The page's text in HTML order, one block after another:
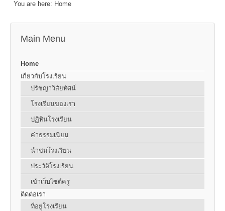
You are here: Home
Main Menu
Home
เกี่ยวกับโรงเรียน
ปรัชญาวิสัยทัศน์
โรงเรียนของเรา
ปฏิทินโรงเรียน
ค่าธรรมเนียม
นำชมโรงเรียน
ประวัติโรงเรียน
เข้าเว็บไซต์ครู
ติดต่อเรา
ที่อยู่โรงเรียน